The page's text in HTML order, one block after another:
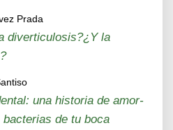
Prada
diverticulosis?¿Y la
una historia de amor-
de tu boca